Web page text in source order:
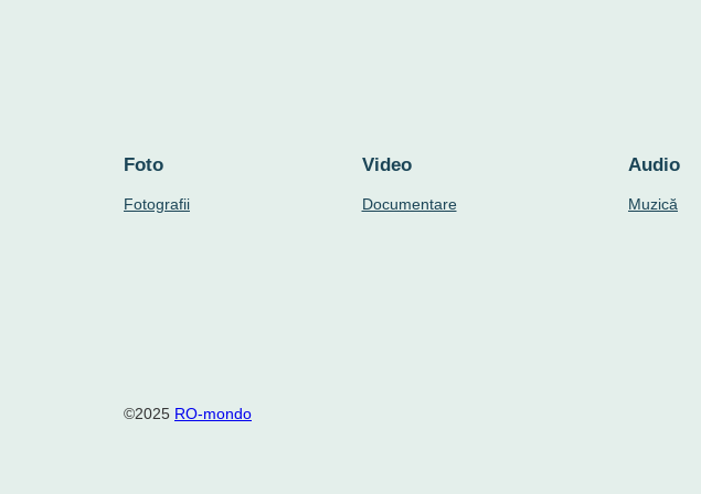
Foto
Fotografii
Video
Documentare
Audio
Muzică
©2025 RO-mondo